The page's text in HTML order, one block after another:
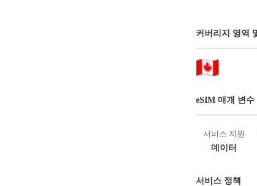
커버리지 영역
eSIM 매개 변수
서비스 지원
데이터
서비스 정책